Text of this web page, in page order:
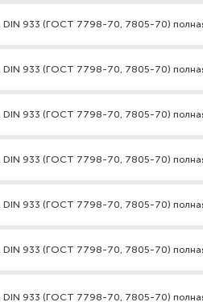
DIN 933 (ГОСТ 7798-70, 7805-70)
DIN 933 (ГОСТ 7798-70, 7805-70)
DIN 933 (ГОСТ 7798-70, 7805-70)
DIN 933 (ГОСТ 7798-70, 7805-70)
DIN 933 (ГОСТ 7798-70, 7805-70)
DIN 933 (ГОСТ 7798-70, 7805-70)
DIN 933 (ГОСТ 7798-70, 7805-70)